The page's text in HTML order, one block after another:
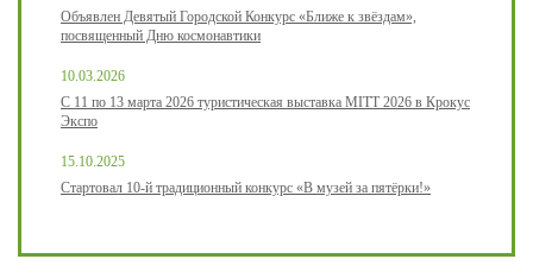
Объявлен Девятый Городской Конкурс «Ближе к звёздам»,
посвященный Дню космонавтики
10.03.2026
С 11 по 13 марта 2026 туристическая выставка MITT 2026 в Крокус
Экспо
15.10.2025
Стартовал 10-й традиционный конкурс «В музей за пятёрки!»